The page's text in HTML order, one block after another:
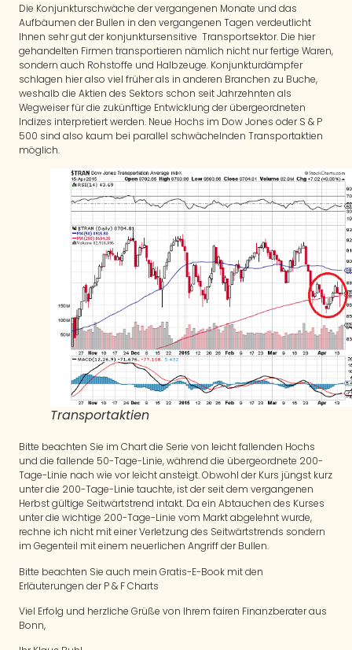
Die Konjunkturschwäche der vergangenen Monate und das
Aufbäumen der Bullen in den vergangenen Tagen verdeutlicht
Ihnen sehr gut der konjunktursensitive Transportsektor. Die hier
gehandelten Firmen transportieren nämlich nicht nur fertige Waren,
sondern auch Rohstoffe und Halbzeuge. Konjunkturdämpfer
schlagen hier also viel früher als in anderen Branchen zu Buche,
weshalb die Aktien des Sektors schon seit Jahrzehnten als
Wegweiser für die zukünftige Entwicklung der übergeordneten
Indizes interpretiert werden. Neue Hochs im Dow Jones oder S & P
500 sind also kaum bei parallel schwächelnden Transportaktien
möglich.
Transportaktien
Bitte beachten Sie im Chart die Serie von leicht fallenden Hochs
und die fallende 50-Tage-Linie, während die übergeordnete 200-
Tage-Linie nach wie vor leicht ansteigt. Obwohl der Kurs jüngst kurz
unter die 200-Tage-Linie tauchte, ist der seit dem vergangenen
Herbst gültige Seitwärtstrend intakt. Da ein Abtauchen des Kurses
unter die wichtige 200-Tage-Linie vom Markt abgelehnt wurde,
rechne ich nicht mit einer Verletzung des Seitwärtstrends sondern
im Gegenteil mit einem neuerlichen Angriff der Bullen.
Bitte beachten Sie auch mein Gratis-E-Book mit den
Erläuterungen der P & F Charts
Viel Erfolg und herzliche Grüße von Ihrem fairen Finanzberater aus
Bonn,